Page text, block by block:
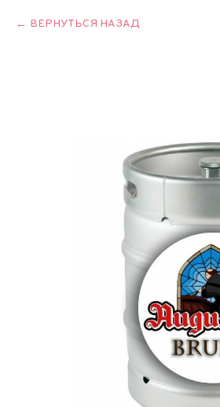
ВЕРНУТЬСЯ НАЗАД